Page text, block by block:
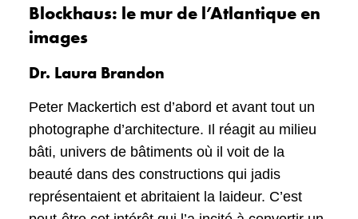
Blockhaus: le mur de l’Atlantique en
images
Dr. Laura Brandon
Peter Mackertich est d’abord et avant tout un
photographe d’architecture. Il réagit au milieu
bâti, univers de bâtiments où il voit de la
beauté dans des constructions qui jadis
représentaient et abritaient la laideur. C’est